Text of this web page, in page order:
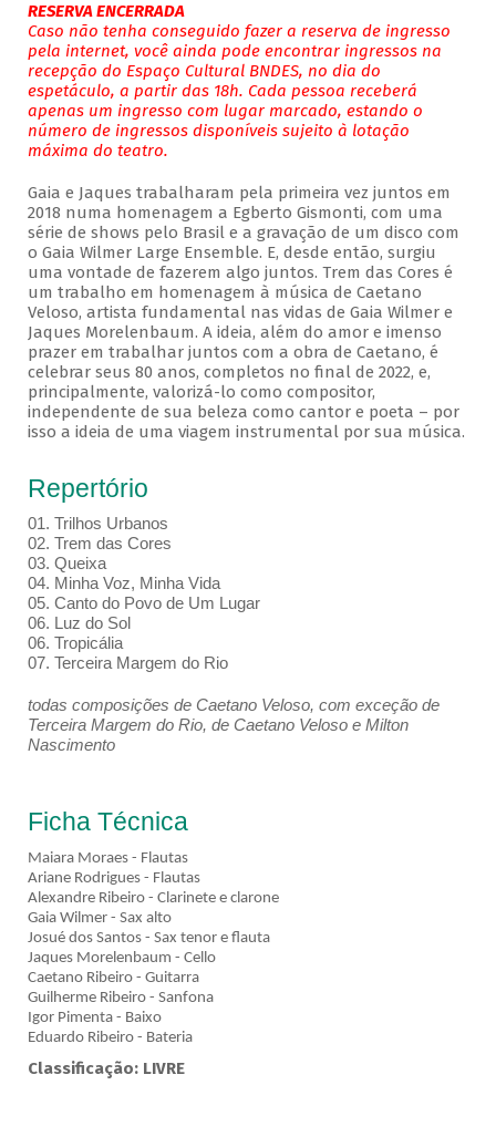
RESERVA ENCERRADA
Caso não tenha conseguido fazer a reserva de ingresso
pela internet, você ainda pode encontrar ingressos na
recepção do Espaço Cultural BNDES, no dia do
espetáculo, a partir das 18h. Cada pessoa receberá
apenas um ingresso com lugar marcado, estando o
número de ingressos disponíveis sujeito à lotação
máxima do teatro.
Gaia e Jaques trabalharam pela primeira vez juntos em
2018 numa homenagem a Egberto Gismonti, com uma
série de shows pelo Brasil e a gravação de um disco com
o Gaia Wilmer Large Ensemble. E, desde então, surgiu
uma vontade de fazerem algo juntos. Trem das Cores é
um trabalho em homenagem à música de Caetano
Veloso, artista fundamental nas vidas de Gaia Wilmer e
Jaques Morelenbaum. A ideia, além do amor e imenso
prazer em trabalhar juntos com a obra de Caetano, é
celebrar seus 80 anos, completos no final de 2022, e,
principalmente, valorizá-lo como compositor,
independente de sua beleza como cantor e poeta – por
isso a ideia de uma viagem instrumental por sua música.
Repertório
01. Trilhos Urbanos
02. Trem das Cores
03. Queixa
04. Minha Voz, Minha Vida
05. Canto do Povo de Um Lugar
06. Luz do Sol
06. Tropicália
07. Terceira Margem do Rio
todas composições de Caetano Veloso, com exceção de
Terceira Margem do Rio, de Caetano Veloso e Milton
Nascimento
Ficha Técnica
Maiara Moraes - Flautas
Ariane Rodrigues - Flautas
Alexandre Ribeiro - Clarinete e clarone
Gaia Wilmer - Sax alto
Josué dos Santos - Sax tenor e flauta
Jaques Morelenbaum - Cello
Caetano Ribeiro - Guitarra
Guilherme Ribeiro - Sanfona
Igor Pimenta - Baixo
Eduardo Ribeiro - Bateria
Classificação: LIVRE